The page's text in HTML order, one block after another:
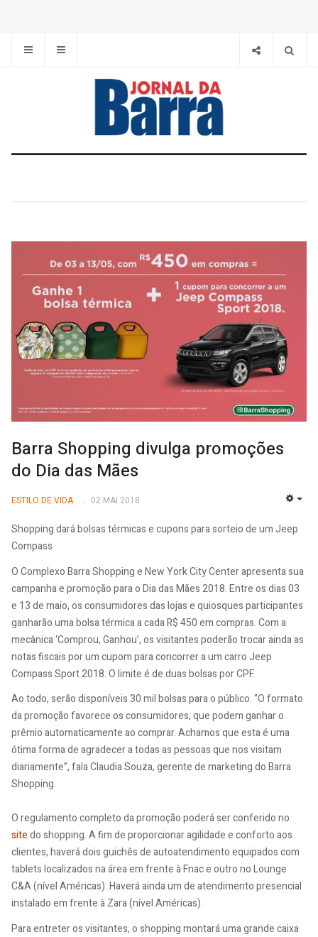
Barra Shopping divulga promoções
do Dia das Mães
ESTILO DE VIDA 02 MAI 2018
Shopping dará bolsas térmicas e cupons para sorteio de um Jeep
Compass
O Complexo Barra Shopping e New York City Center apresenta sua
campanha e promoção para o Dia das Mães 2018. Entre os dias 03
e 13 de maio, os consumidores das lojas e quiosques participantes
ganharão uma bolsa térmica a cada R$ 450 em compras. Com a
mecânica ‘Comprou, Ganhou’, os visitantes poderão trocar ainda as
notas fiscais por um cupom para concorrer a um carro Jeep
Compass Sport 2018. O limite é de duas bolsas por CPF.
Ao todo, serão disponíveis 30 mil bolsas para o público. “O formato
da promoção favorece os consumidores, que podem ganhar o
prêmio automaticamente ao comprar. Achamos que esta é uma
ótima forma de agradecer a todas as pessoas que nos visitam
diariamente”, fala Claudia Souza, gerente de marketing do Barra
Shopping.
O regulamento completo da promoção poderá ser conferido no
sitedo shopping. A fim de proporcionar agilidade e conforto aos
clientes, haverá dois guichês de autoatendimento equipados com
tablets localizados na área em frente à Fnac e outro no Lounge
C&A (nível Américas). Haverá ainda um de atendimento presencial
instalado em frente à Zara (nível Américas).
Para entreter os visitantes, o shopping montará uma grande caixa